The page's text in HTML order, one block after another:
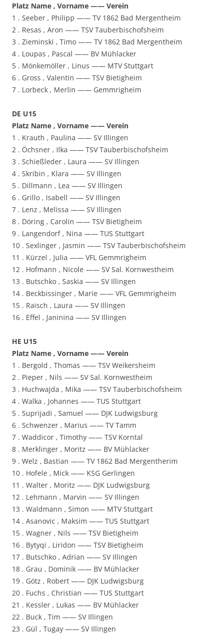
Platz Name , Vorname —— Verein
1 . Seeber , Philipp —— TV 1862 Bad Mergentheim
2 . Resas , Aron —— TSV Tauberbischofsheim
3 . Zieminski , Timo —— TV 1862 Bad Mergentheim
4 . Loupas , Pascal —— BV Mühlacker
5 . Mönkemöller , Linus —— MTV Stuttgart
6 . Gross , Valentin —— TSV Bietigheim
7 . Lorbeck , Merlin —— Gemmrigheim
DE U15
Platz Name , Vorname —— Verein
1 . Krauth , Paulina —— SV Illingen
2 . Öchsner , Ilka —— TSV Tauberbischofsheim
3 . Schießleder , Laura —— SV Illingen
4 . Skribin , Klara —— SV Illingen
5 . Dillmann , Lea —— SV Illingen
6 . Grillo , Isabell —— SV Illingen
7 . Lenz , Melissa —— SV Illingen
8 . Döring , Carolin —— TSV Bietigheim
9 . Langendorf , Nina —— TUS Stuttgart
10 . Sexlinger , Jasmin —— TSV Tauberbischofsheim
11 . Kürzel , Julia —— VFL Gemmrigheim
12 . Hofmann , Nicole —— SV Sal. Kornwestheim
13 . Butschko , Saskia —— SV Illingen
14 . Beckbissinger , Marie —— VFL Gemmrigheim
15 . Raisch , Laura —— SV Illingen
16 . Effel , Janinina —— SV Illingen
HE U15
Platz Name , Vorname —— Verein
1 . Bergold , Thomas —— TSV Weikersheim
2 . Pieper , Nils —— SV Sal. Kornwestheim
3 . Huchwajda , Mika —— TSV Tauberbischofsheim
4 . Walka , Johannes —— TUS Stuttgart
5 . Suprijadi , Samuel —— DJK Ludwigsburg
6 . Schwenzer , Marius —— TV Tamm
7 . Waddicor , Timothy —— TSV Korntal
8 . Merklinger , Moritz —— BV Mühlacker
9 . Welz , Bastian —— TV 1862 Bad Mergentherim
10 . Hofele , Mick —— KSG Gerlingen
11 . Walter , Moritz —— DJK Ludwigsburg
12 . Lehmann , Marvin —— SV Illingen
13 . Waldmann , Simon —— MTV Stuttgart
14 . Asanovic , Maksim —— TUS Stuttgart
15 . Wagner , Nils —— TSV Bietigheim
16 . Bytyqi , Liridon —— TSV Bietigheim
17 . Butschko , Adrian —— SV Illingen
18 . Grau , Dominik —— BV Mühlacker
19 . Götz , Robert —— DJK Ludwigsburg
20 . Fuchs , Christian —— TUS Stuttgart
21 . Kessler , Lukas —— BV Mühlacker
22 . Buck , Tim —— SV Illingen
23 . Gül , Tugay —— SV Illingen